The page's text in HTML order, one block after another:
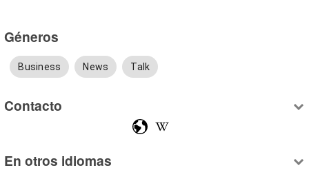
Géneros
Business News Talk
Contacto
En otros idiomas